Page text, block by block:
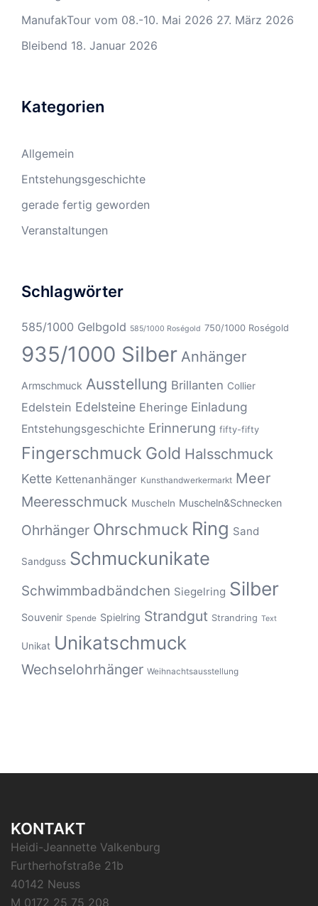
ManufakTour vom 08.-10. Mai 2026 27. März 2026
Bleibend 18. Januar 2026
Kategorien
Allgemein
Entstehungsgeschichte
gerade fertig geworden
Veranstaltungen
Schlagwörter
585/1000 Gelbgold 585/1000 Roségold 750/1000 Roségold
935/1000 Silber Anhänger
Armschmuck Ausstellung Brillanten Collier
Edelstein Edelsteine Eheringe Einladung
Entstehungsgeschichte Erinnerung fifty-fifty
Fingerschmuck Gold Halsschmuck
Kette Kettenanhänger Kunsthandwerkermarkt Meer
Meeresschmuck Muscheln Muscheln&Schnecken
Ohrhänger Ohrschmuck Ring Sand
Sandguss Schmuckunikate
Schwimmbadbändchen Siegelring Silber
Souvenir Spende Spielring Strandgut Strandring Text
Unikat Unikatschmuck
Wechselohrhänger Weihnachtsausstellung
KONTAKT
Heidi-Jeannette Valkenburg
Furtherhofstraße 21b
40142 Neuss
M 0172 25 75 208